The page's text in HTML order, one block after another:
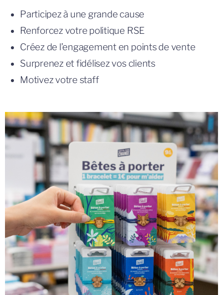
Participez à une grande cause
Renforcez votre politique RSE
Créez de l’engagement en points de vente
Surprenez et fidélisez vos clients
Motivez votre staff